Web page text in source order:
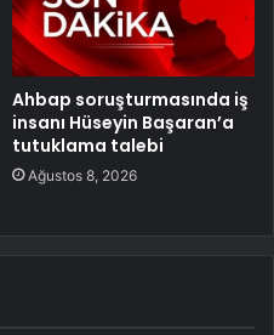
Ahbap soruşturmasında iş
insanı Hüseyin Başaran’a
tutuklama talebi
Ağustos 8, 2026